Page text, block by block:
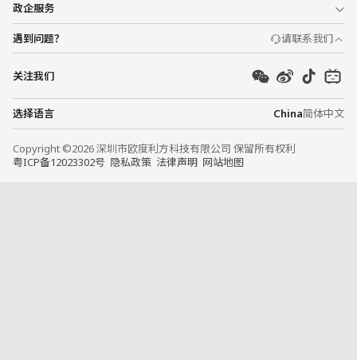
政企服务
遇到问题？ 请联系我们
关注我们
选择语言 China简体中文
Copyright ©2026 深圳市欧度利方科技有限公司 保留所有权利
粤ICP备12023302号 隐私政策 法律声明 网站地图